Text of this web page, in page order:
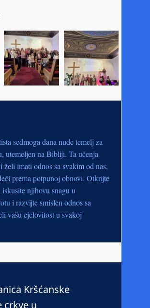
sedmoga dana nude temelj za
utemeljen na Bibliji. Ta učenja
imati odnos sa svakim od nas,
prema potpunoj obnovi. Otkrijte
njihovu snagu u
i razvijte smislen odnos sa
vašu cjelovitost u svakoj
Kršćanske
crkve u